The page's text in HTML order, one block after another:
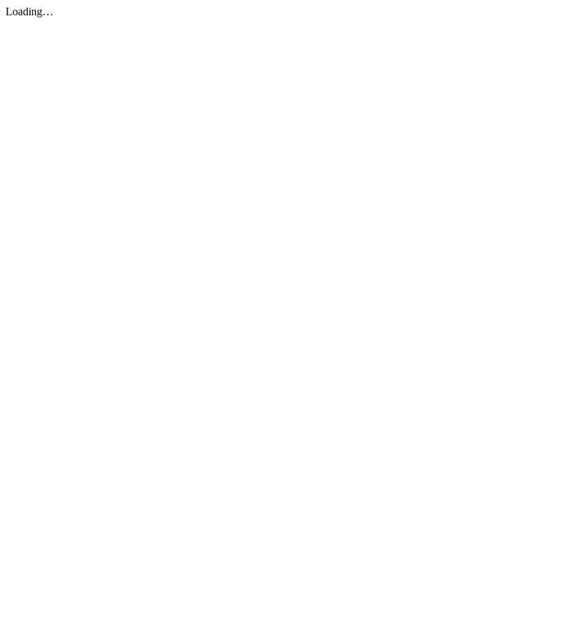
Loading…